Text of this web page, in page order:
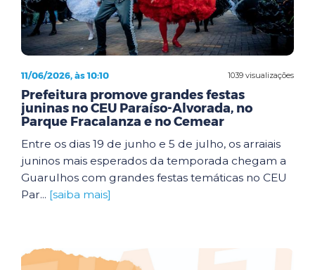
1039 visualizações
11/06/2026, às 10:10
Prefeitura promove grandes festas
juninas no CEU Paraíso-Alvorada, no
Parque Fracalanza e no Cemear
Entre os dias 19 de junho e 5 de julho, os arraiais
juninos mais esperados da temporada chegam a
Guarulhos com grandes festas temáticas no CEU
Par... [saiba mais]